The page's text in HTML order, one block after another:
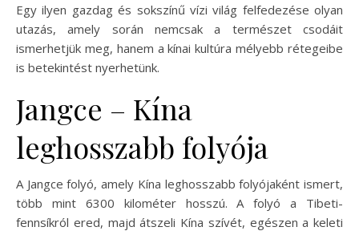
Egy ilyen gazdag és sokszínű vízi világ felfedezése olyan
utazás, amely során nemcsak a természet csodáit
ismerhetjük meg, hanem a kínai kultúra mélyebb rétegeibe
is betekintést nyerhetünk.
Jangce – Kína
leghosszabb folyója
A Jangce folyó, amely Kína leghosszabb folyójaként ismert,
több mint 6300 kilométer hosszú. A folyó a Tibeti-
fennsíkról ered, majd átszeli Kína szívét, egészen a keleti